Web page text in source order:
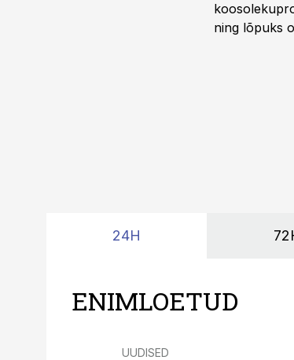
ning lõpuks
24H
ENIMLOETUD
UUDISED